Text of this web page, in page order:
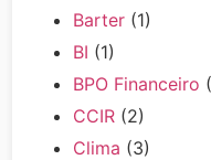
Barter (1)
BI (1)
BPO Financeiro
CCIR (2)
Clima (3)